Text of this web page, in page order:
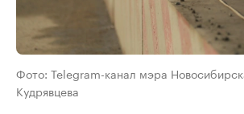
Фото: Telegram-канал мэра
Кудрявцева